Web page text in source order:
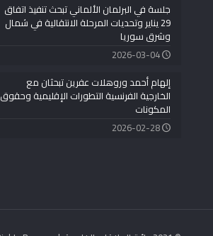
جلسة في البرلمان الألماني تبحث تنفيذ اتفاق
29 يناير وتحديات المرحلة الانتقالية في شمال
وشرق سوريا
2026-03-04
إلهام أحمد وروهلات عفرين تبحثان مع
الخارجية الفرنسية التطورات الإقليمية وحقوق
المكونات
2026-02-28